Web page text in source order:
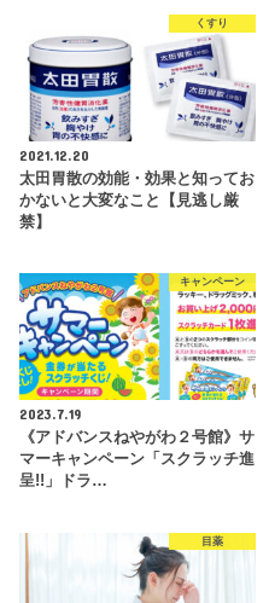
くすり
2021.12.20
太田胃散の効能・効果と知ってお
かないと大変なこと【見逃し厳
禁】
キャンペーン
2023.7.19
《アドバンスねやがわ２号館》サ
マーキャンペーン「スクラッチ進
呈!!」ドラ…
目薬